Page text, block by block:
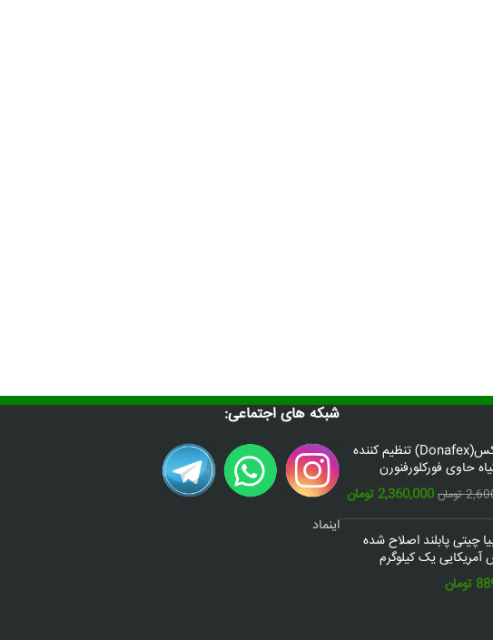
دونافکس(Donafex) تنظیم کننده
حاوی فورکلورفنورن
تومان قیمت
اصلی:
2,600,000 تومان
بود.
2,360,000 تومانقیمت
فعلی:
2,360,000 تومان.
چیتی پابلند اصلاح شده
آمریکایی یک کیلوگرم
تومان
شبکه های اجتماعی:
اینماد